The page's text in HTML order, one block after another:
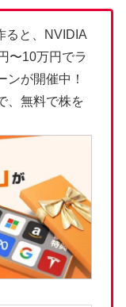
ると、NVIDIA
〜10万円でラ
ンが開催中！
、無料で株を